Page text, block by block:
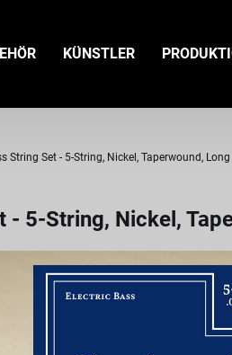
KÜNSTLER
String Set - 5-String, Nickel, Taperwound,
- 5-String, Nickel,